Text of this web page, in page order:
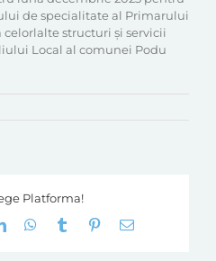
de specialitate al Primarului
structuri și servicii
Local al comunei Podu
Platforma!
LinkedInWhatsApp
Tumblr Pinterest
E-